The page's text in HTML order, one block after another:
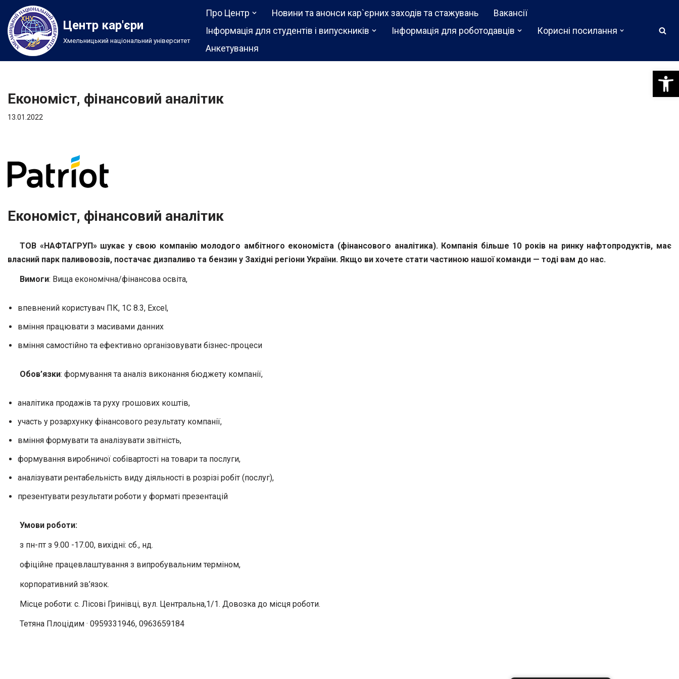
Перейти
до
вмісту
Центр кар'єри
Хмельницький національний університет
Про Центр Новини та анонси кар`єрних заходів та стажувань
Вакансії
Інформація для студентів і випускників
Інформація для роботодавців
Корисні посилання
Анкетування
Економіст, фінансовий аналітик
13.01.2022
Економіст, фінансовий аналітик
ТОВ «НАФТАГРУП» шукає у свою компанію молодого амбітного економіста (фінансового аналітика). Компанія більше 10 років на ринку нафтопродуктів, має
власний парк паливовозів, постачає дизпаливо та бензин у Західні регіони України. Якщо ви хочете стати частиною нашої команди — тоді вам до нас.
Вимоги: Вища економічна/фінансова освіта,
впевнений користувач ПК, 1С 8.3, Excel,
вміння працювати з масивами данних
вміння самостійно та ефективно організовувати бізнес-процеси
Обов’язки: формування та аналіз виконання бюджету компанії,
аналітика продажів та руху грошових коштів,
участь у розархунку фінансового результату компанії,
вміння формувати та аналізувати звітність,
формування виробничої собівартості на товари та послуги,
аналізувати рентабельність виду діяльності в розрізі робіт (послуг),
презентувати результати роботи у форматі презентацій
Умови роботи:
з пн-пт з 9.00 -17.00, вихідні: сб., нд.
офіційне працевлаштування з випробувальним терміном,
корпоративний зв’язок.
Місце роботи: с. Лісові Гринівці, вул. Центральна,1/1. Довозка до місця роботи.
Тетяна Плоцідим · 0959331946, 0963659184